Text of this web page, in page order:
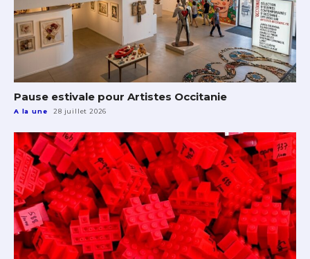
Pause estivale pour Artistes Occitanie
A la une 28 juillet 2026